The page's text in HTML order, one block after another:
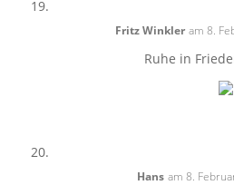
Fritz Winkler am 8.
Ruhe in
Hans am 8.